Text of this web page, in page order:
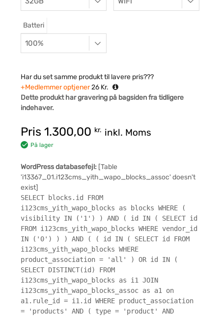
Batteri
Har du set samme produkt til lavere pris???
+Medlemmer optjener26 Kr.
Dette produkt har gravering på bagsiden fra tidligere
indehaver.
Pris 1.300,00 kr. inkl. Moms
På lager
WordPress databasefejl: [Table
'i13367_01.i123cms_yith_wapo_blocks_assoc' doesn't
exist]
SELECT blocks.id FROM
i123cms_yith_wapo_blocks as blocks WHERE (
visibility IN ('1') ) AND ( id IN ( SELECT id
FROM i123cms_yith_wapo_blocks WHERE vendor_id
IN ('0') ) ) AND ( ( id IN ( SELECT id FROM
i123cms_yith_wapo_blocks WHERE
product_association = 'all' ) OR id IN (
SELECT DISTINCT(id) FROM
i123cms_yith_wapo_blocks as i1 JOIN
i123cms_yith_wapo_blocks_assoc as a1 on
a1.rule_id = i1.id WHERE product_association
= 'products' AND ( type = 'product' AND